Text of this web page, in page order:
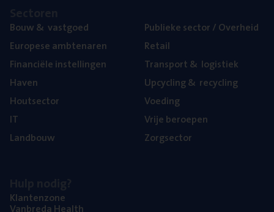
Bouw& vastgoed
Euro­pe­se ambtenaren
Finan­ci­ë­le instellingen
Haven
Hout­sec­tor
IT
Land­bouw
Publie­ke sec­tor / Overheid
Retail
Trans­port& logistiek
Upcy­cling& recycling
Voe­ding
Vrije beroe­pen
Zorg­sec­tor
Klan­ten­zo­ne
Van­b­re­da Health